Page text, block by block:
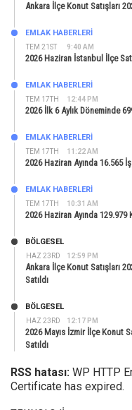
Ankara İlçe Konut Satışları
TEM 21ST 9:40 AM
EMLAK HABERLERI
2026 Haziran İstanbul İlçe
TEM 17TH 12:44 PM
EMLAK HABERLERI
2026 İlk 6 Aylık Döneminde
TEM 17TH 11:22 AM
EMLAK HABERLERI
2026 Haziran Ayında 16.565
TEM 17TH 10:31 AM
EMLAK HABERLERI
2026 Haziran Ayında 129.979
HAZ 23RD 12:59 PM
BÖLGESEL
Ankara İlçe Konut Satışları
Satıldı
HAZ 23RD 12:17 PM
BÖLGESEL
2026 Mayıs İzmir İlçe Konut
Satıldı
RSS hatası: WP HTTP
Certificate has expired.